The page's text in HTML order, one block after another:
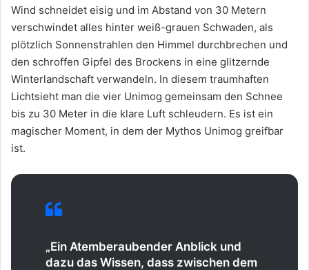
Wind schneidet eisig und im Abstand von 30 Metern
verschwindet alles hinter weiß-grauen Schwaden, als
plötzlich Sonnenstrahlen den Himmel durchbrechen und
den schroffen Gipfel des Brockens in eine glitzernde
Winterlandschaft verwandeln. In diesem traumhaften
Lichtsieht man die vier Unimog gemeinsam den Schnee
bis zu 30 Meter in die klare Luft schleudern. Es ist ein
magischer Moment, in dem der Mythos Unimog greifbar
ist.
„Ein Atemberaubender Anblick und
dazu das Wissen, dass zwischen dem